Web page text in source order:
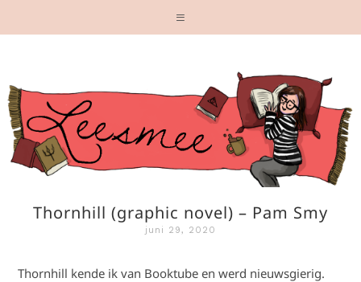
Thornhill (graphic novel) – Pam Smy
juni 29, 2020
Thornhill kende ik van Booktube en werd nieuwsgierig.